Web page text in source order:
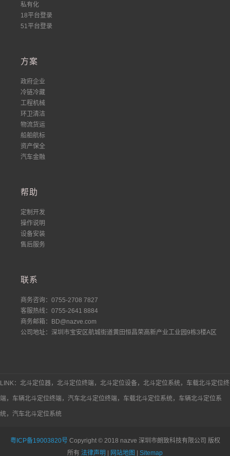
私有化
18平台登录
51平台登录
方案
政府企业
冷链冷藏
工程机械
环卫清洁
物流货运
船舶航标
资产保全
汽车金融
帮助
定制开发
操作说明
设备安装
售后服务
联系
商务咨询：0755-2708 7827
客服热线：0755-2641 8884
商务邮箱：BD@nazve.com
公司地址：深圳市宝安区航城街道黄田恒昌荣高新产业工业园9栋3楼A区
LINK：北斗定位器，北斗定位终端，北斗定位设备，北斗定位系统，车载北斗定位终
端，车辆北斗定位终端，汽车北斗定位终端，车载北斗定位系统，车辆北斗定位系
统，汽车北斗定位系统
粤ICP备19003820号Copyright © 2018 nazve 深圳市朗致科技有限公司 版权
所有 法律声明 | 网站地图 | Sitemap